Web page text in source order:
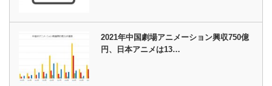
2021年中国劇場アニメーション興収750億
円、日本アニメは13…